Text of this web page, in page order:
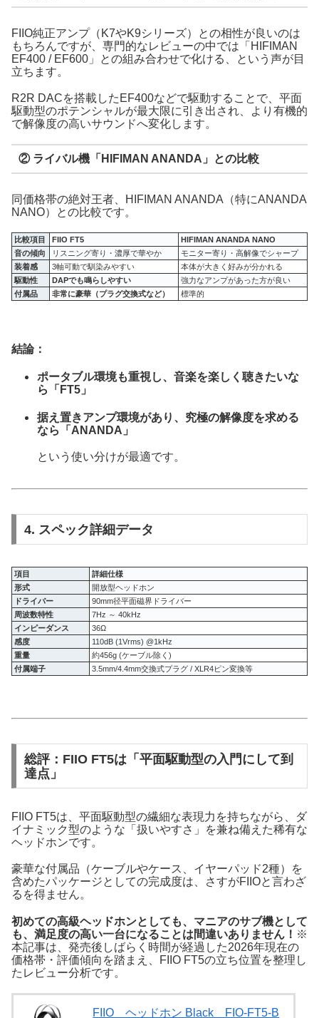
FIIO純正アンプ（K7やK9シリーズ）との相性が良いのは
もちろんですが、専門的なレビューの中では「HIFIMAN
EF400 / EF600」との組み合わせで化ける、という声が目
立ちます。
R2R DACを搭載したEF400などで駆動することで、平面
駆動型のポテンシャルが最大限に引き出され、より有機的
で解像度の高いサウンドへ変化します。
② ライバル機「HIFIMAN ANANDA」との比較
同価格帯の絶対王者、HIFIMAN ANANDA（特にANANDA
NANO）との比較です。
比較項目 FIIO FT5
HIFIMAN ANANDA NANO
音の傾向
リスニング寄り・濃厚で華やか
モニター寄り・高解像でシャープ
装着感
3軸可動で馴染みやすい
本体が大きく好みが分かれる
駆動性
DAPでも鳴らしやすい
強力なアンプがあった方が良い
付属品
非常に豪華（プラグ交換式など） 標準的
結論：
ポータブル環境も重視し、音楽を楽しく聴きたいな
ら「FT5」
据え置きアンプ環境があり、究極の解像度を求める
なら「ANANDA」
という使い分けが最適です。
4. スペック詳細データ
項目
詳細仕様
形式
開放型ヘッドホン
ドライバー
90mm径平面磁界ドライバー
周波数特性
7Hz ～ 40kHz
インピーダンス
36Ω
感度
110dB (1Vrms) @1kHz
重量
約456g (ケーブル除く)
付属端子
3.5mm/4.4mm交換式プラグ / XLR4ピン変換等
総評：FIIO FT5は「平面駆動型の入門にして到
達点」
FIIO FT5は、平面駆動型の繊細な表現力を持ちながら、ダ
イナミック型のような「扱いやすさ」を兼ね備えた稀有な
ヘッドホンです。
豪華な付属品（ケーブルやケース、イヤーパッド2種）を
含めたパッケージとしての完成度は、さすがFIIOと言わざ
るを得ません。
初めての高級ヘッドホンとしても、マニアのサブ機として
も、満足度の高い一台になることは間違いありません！ ※
本記事は、発売後しばらく時間が経過した2026年現在の
価格帯・評価傾向を踏まえ、FIIO FT5の立ち位置を整理し
たレビュー分析です。
FIIO ヘッドホン Black FIO-FT5-B